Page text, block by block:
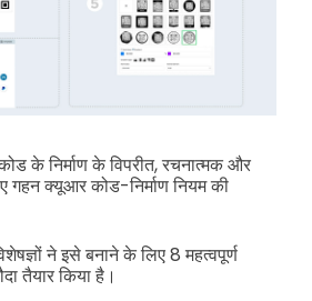
के निर्माण के विपरीत, रचनात्मक और
क्यूआर कोड-निर्माण नियम की
ने इसे बनाने के लिए 8 महत्वपूर्ण
तैयार किया है।